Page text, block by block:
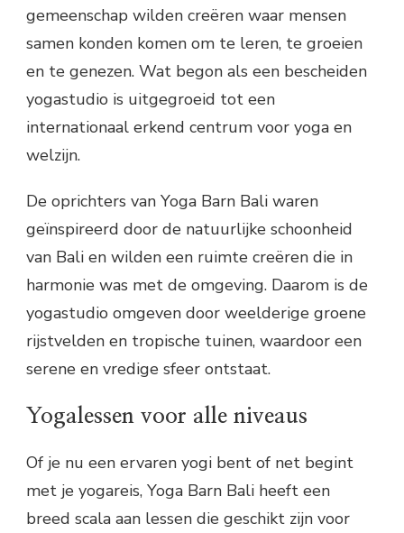
gemeenschap wilden creëren waar mensen
samen konden komen om te leren, te groeien
en te genezen. Wat begon als een bescheiden
yogastudio is uitgegroeid tot een
internationaal erkend centrum voor yoga en
welzijn.
De oprichters van Yoga Barn Bali waren
geïnspireerd door de natuurlijke schoonheid
van Bali en wilden een ruimte creëren die in
harmonie was met de omgeving. Daarom is de
yogastudio omgeven door weelderige groene
rijstvelden en tropische tuinen, waardoor een
serene en vredige sfeer ontstaat.
Yogalessen voor alle niveaus
Of je nu een ervaren yogi bent of net begint
met je yogareis, Yoga Barn Bali heeft een
breed scala aan lessen die geschikt zijn voor